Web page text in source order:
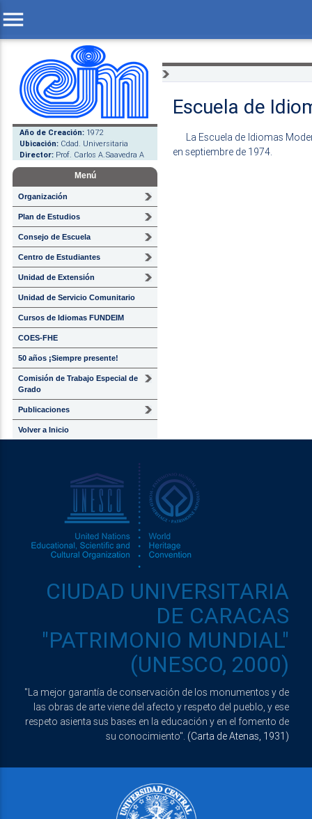
menu
Año de Creación: 1972
Ubicación: Cdad. Universitaria
Director: Prof. Carlos A.Saavedra A
Menú
Organización
Plan de Estudios
Consejo de Escuela
Centro de Estudiantes
Unidad de Extensión
Unidad de Servicio Comunitario
Cursos de Idiomas FUNDEIM
COES-FHE
50 años ¡Siempre presente!
Comisión de Trabajo Especial de
Grado
Publicaciones
Volver a Inicio
Escuela de
La Escuela de Idiomas
en septiembre de 1974.
CIUDAD UNIVERSITARIA
DE CARACAS
"PATRIMONIO MUNDIAL"
(UNESCO, 2000)
"La mejor garantía de conservación de los monumentos y de
las obras de arte viene del afecto y respeto del pueblo, y ese
respeto asienta sus bases en la educación y en el fomento de
su conocimiento". (Carta de Atenas, 1931)